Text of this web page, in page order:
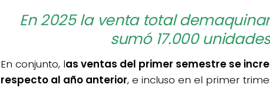
En 2025 la venta total
sumó 17.000 unidades
En conjunto, las ventas del primer semestre se
respecto al año anterior, e incluso en el primer